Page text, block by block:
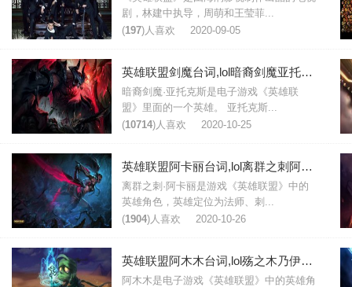
剧，林建中执导，周萌和王莹菲...
(197)人喜欢 2020-09-05
英雄联盟剑魔台词,lol暗裔剑魔亚托克斯台词大全
暗裔剑魔·亚托克斯是电子游戏《英雄联
盟》里面的一个英雄。 亚托克斯...
(10714)人喜欢 2020-10-25
英雄联盟阿卡丽台词,lol离群之刺阿卡丽台词大全
离群之刺·阿卡丽是游戏《英雄联盟》中的
英雄角色，英雄定位为法师、刺...
(1904)人喜欢 2020-10-26
英雄联盟阿木木台词,lol殇之木乃伊阿木木台词大全
阿木木是电子游戏《英雄联盟》中的英雄角